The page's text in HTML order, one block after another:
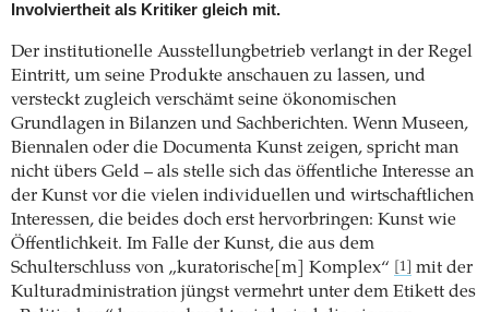
Involviertheit als Kritiker gleich mit.
Der institutionelle Ausstellungbetrieb verlangt in der Regel
Eintritt, um seine Produkte anschauen zu lassen, und
versteckt zugleich verschämt seine ökonomischen
Grundlagen in Bilanzen und Sachberichten. Wenn Museen,
Biennalen oder die Documenta Kunst zeigen, spricht man
nicht übers Geld – als stelle sich das öffentliche Interesse an
der Kunst vor die vielen individuellen und wirtschaftlichen
Interessen, die beides doch erst hervorbringen: Kunst wie
Öffentlichkeit. Im Falle der Kunst, die aus dem
Schulterschluss von „kuratorische[m] Komplex“
[1]
mit der
Kulturadministration jüngst vermehrt unter dem Etikett des